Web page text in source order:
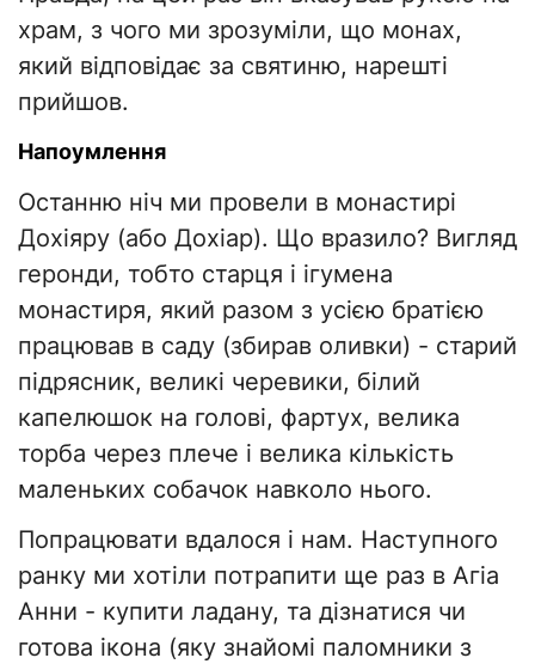
храм, з чого ми зрозуміли, що монах,
який відповідає за святиню, нарешті
прийшов.
Напоумлення
Останню ніч ми провели в монастирі
Дохіяру (або Дохіар). Що вразило? Вигляд
геронди, тобто старця і ігумена
монастиря, який разом з усією братією
працював в саду (збирав оливки) - старий
підрясник, великі черевики, білий
капелюшок на голові, фартух, велика
торба через плече і велика кількість
маленьких собачок навколо нього.
Попрацювати вдалося і нам. Наступного
ранку ми хотіли потрапити ще раз в Агіа
Анни - купити ладану, та дізнатися чи
готова ікона (яку знайомі паломники з